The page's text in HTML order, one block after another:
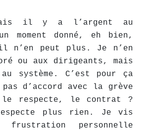
il y a l’argent au
moment donné, eh bien,
n’en peut plus. Je n’en
ou aux dirigeants, mais
système. C’est pour ça
d’accord avec la grève
le respecte, le contrat ?
plus rien. Je vis
personnelle